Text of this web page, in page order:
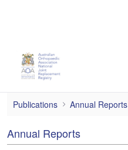
2003
Publications Annual Reports
Annual Reports